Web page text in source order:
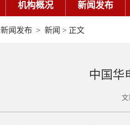
机构概况 新闻发布
新闻发布 > 新闻 > 正文
中国华